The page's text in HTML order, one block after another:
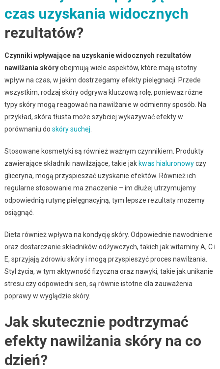
czas uzyskania widocznych
rezultatów?
Czynniki wpływające na uzyskanie widocznych rezultatów
nawilżania skóryobejmują wiele aspektów, które mają istotny
wpływ na czas, w jakim dostrzegamy efekty pielęgnacji. Przede
wszystkim, rodzaj skóry odgrywa kluczową rolę, ponieważ różne
typy skóry mogą reagować na nawilżanie w odmienny sposób. Na
przykład, skóra tłusta może szybciej wykazywać efekty w
porównaniu do skóry suchej
Stosowane kosmetyki są również ważnym czynnikiem. Produkty
zawierające składniki nawilżające, takie jak kwas hialuronowyczy
gliceryna, mogą przyspieszać uzyskanie efektów. Również ich
regularne stosowanie ma znaczenie – im dłużej utrzymujemy
odpowiednią rutynę pielęgnacyjną, tym lepsze rezultaty możemy
osiągnąć.
Dieta również wpływa na kondycję skóry. Odpowiednie nawodnienie
oraz dostarczanie składników odżywczych, takich jak witaminy A, C i
E, sprzyjają zdrowiu skóry i mogą przyspieszyć proces nawilżania.
Styl życia, w tym aktywność fizyczna oraz nawyki, takie jak unikanie
stresu czy odpowiedni sen, są równie istotne dla zauważenia
poprawy w wyglądzie skóry.
Jak skutecznie podtrzymać
efekty nawilżania skóry na co
dzień?